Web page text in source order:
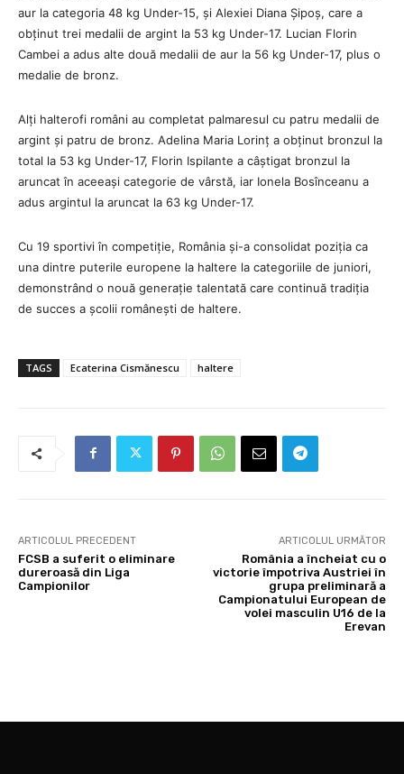
aur la categoria 48 kg Under-15, și Alexiei Diana Șipoș, care a
obținut trei medalii de argint la 53 kg Under-17. Lucian Florin
Cambei a adus alte două medalii de aur la 56 kg Under-17, plus o
medalie de bronz.
Alți halterofi români au completat palmaresul cu patru medalii de
argint și patru de bronz. Adelina Maria Lorinț a obținut bronzul la
total la 53 kg Under-17, Florin Ispilante a câștigat bronzul la
aruncat în aceeași categorie de vârstă, iar Ionela Bosînceanu a
adus argintul la aruncat la 63 kg Under-17.
Cu 19 sportivi în competiție, România și-a consolidat poziția ca
una dintre puterile europene la haltere la categoriile de juniori,
demonstrând o nouă generație talentată care continuă tradiția
de succes a școlii românești de haltere.
TAGS Ecaterina Cismănescu haltere
ARTICOLUL PRECEDENT
FCSB a suferit o eliminare
dureroasă din Liga
Campionilor
ARTICOLUL URMĂTOR
România a încheiat cu o
victorie împotriva Austriei în
grupa preliminară a
Campionatului European de
volei masculin U16 de la
Erevan